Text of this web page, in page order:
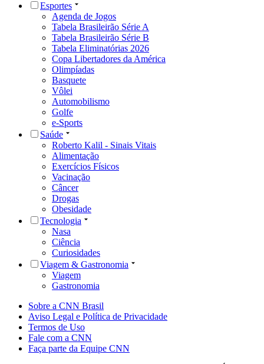
Esportes
Agenda de Jogos
Tabela Brasileirão Série A
Tabela Brasileirão Série B
Tabela Eliminatórias 2026
Copa Libertadores da América
Olimpíadas
Basquete
Vôlei
Automobilismo
Golfe
e-Sports
Saúde
Roberto Kalil - Sinais Vitais
Alimentação
Exercícios Físicos
Vacinação
Câncer
Drogas
Obesidade
Tecnologia
Nasa
Ciência
Curiosidades
Viagem & Gastronomia
Viagem
Gastronomia
Sobre a CNN Brasil
Aviso Legal e Política de Privacidade
Termos de Uso
Fale com a CNN
Faça parte da Equipe CNN